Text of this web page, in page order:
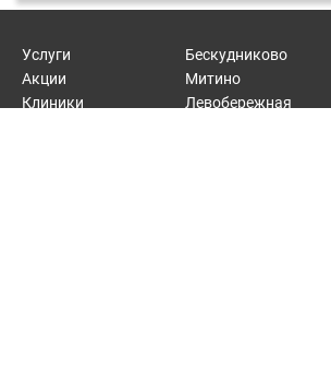
Услуги
Акции
Клиники
Бескудниково
Митино
Левобережная